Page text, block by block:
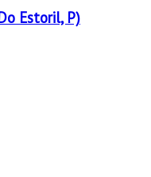
Estoril, P)